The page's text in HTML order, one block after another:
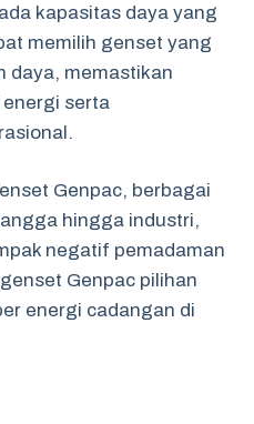
kapasitas daya yang
memilih genset yang
daya, memastikan
serta
Genpac, berbagai
hingga industri,
negatif pemadaman
Genpac pilihan
energi cadangan di